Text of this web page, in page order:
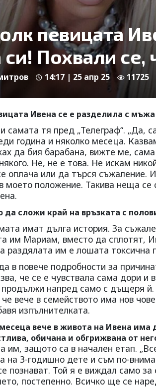
певицата
Похвали се,
14:17 | 25 апр 25 11725
Ивена се е разделила с
самата тя пред „Теле­граф“. „Да,
година и няколко месеца.
да бия барабана, вижте ме,
Не, не е това. Не искам
оплача или да търся
моето положение. Такива неща
да сложи край на връзката с
имат дълга история. За
им Мариам, вместо да сплотят,
раздялата им е лошата токсична
в пове­че подробности за
че се е чувствала сама дори и
напред само с дъщеря й.
вече в семейството има нов
изпълнител­ката.
вече в живота на Ивена има
обича­на и обгрижвана от
им, защото са в начален етап.
на 3-годишно дете и съм по-
познават. Той я е виждал само
постепенно. Всичко ще се